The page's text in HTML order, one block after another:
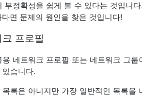
부정확성을 쉽게 볼 수 있다는 것입니
면 문제의 원인을 찾은 것입니다!
프로필
용 네트워크 프로필 또는 네트워크 그
습니다.
록은 아니지만 가장 일반적인 목록을